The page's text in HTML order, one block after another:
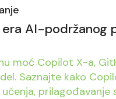
AI-podržanog
moć Copilot X-a,
Saznajte kako